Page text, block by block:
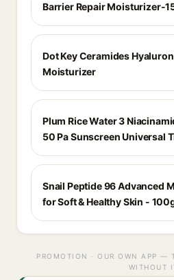
Barrier Repair Moisturizer-
Dot Key Ceramides
Moisturizer
Plum Rice Water 3
50 Pa Sunscreen Universal
Snail Peptide 96 Advanced
for Soft & Healthy Skin -
PROMOTION · OUR OWN APP —
WITHOUT